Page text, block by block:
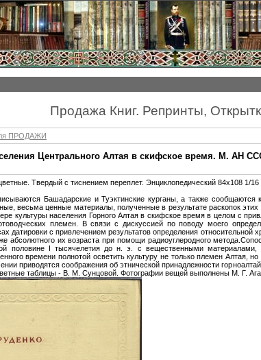
Продажа Книг. Репринты,
ПРОДАЖИ
Центрального Алтая в скифское время. М. АН
Твердый с тиснением переплет. Энциклопедический 84х108 1/
Башадарские и Туэктинские курганы, а также сообщаются
весьма ценные материалы, полученные в результате раскопок
культуры населения Горного Алтая в скифское время в целом с
племен. В связи с дискуссией по поводу моего
датировки с привлечением результатов определения относительной
абсолютного их возраста при помощи радиоуглеродного
половине I тысячелетия до н. э. с вещественными материалами,
времени полнотой осветить культуру не только племен Алтая,
приводятся соображения об этнической принадлежности
таблицы - В. М. Сунцовой. Фотографии вещей выполнены М. Г.